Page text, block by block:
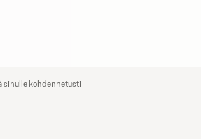
sinulle kohdennetusti